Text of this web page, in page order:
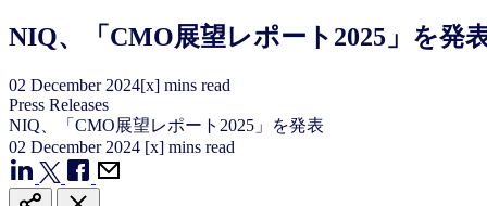
NIQ、「CMO展望レポート2025」を発
02 December 2024[x] mins read
Press Releases
NIQ、「CMO展望レポート2025」を発表
02 December 2024 [x] mins read